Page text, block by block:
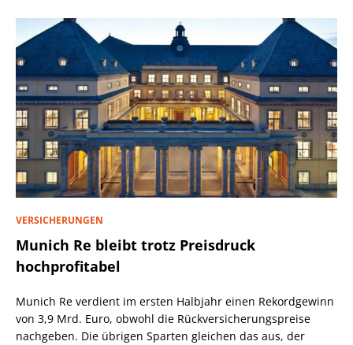
VERSICHERUNGEN
Munich Re bleibt trotz Preisdruck
hochprofitabel
Munich Re verdient im ersten Halbjahr einen Rekordgewinn
von 3,9 Mrd. Euro, obwohl die Rückversicherungspreise
nachgeben. Die übrigen Sparten gleichen das aus, der